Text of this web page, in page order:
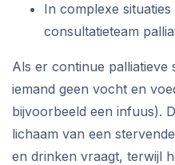
In complexe
consultatieteam
Als er continue palliatieve
iemand geen vocht en
bijvoorbeeld een infuus).
lichaam van een
en drinken vraagt, terwijl